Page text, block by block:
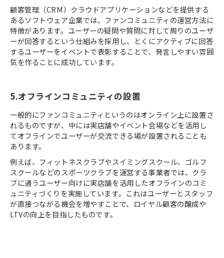
顧客管理（CRM）クラウドアプリケーションなどを提供する
あるソフトウェア企業では、ファンコミュニティの運営方法に
特徴があります。ユーザーの疑問や質問に対して周りのユーザ
ーが回答するという仕組みを採用し、とくにアクティブに回答
するユーザーをイベントで表彰することで、発言しやすい雰囲
気を作ることに成功しています。
5.オフラインコミュニティの設置
一般的にファンコミュニティというのはオンライン上に設置さ
れるものですが、中には実店舗やイベント会場などを活用し
てオフラインでユーザーが交流できる場が設置されることも
あります。
例えば、フィットネスクラブやスイミングスクール、ゴルフ
スクールなどのスポーツクラブを運営する事業者では、クラ
ブに通うユーザー向けに実店舗を活用したオフラインのコミ
ュニティづくりを実施しています。これはユーザーとスタッフ
が直接つながる機会を増やすことで、ロイヤル顧客の醸成や
LTVの向上を目指したものです。